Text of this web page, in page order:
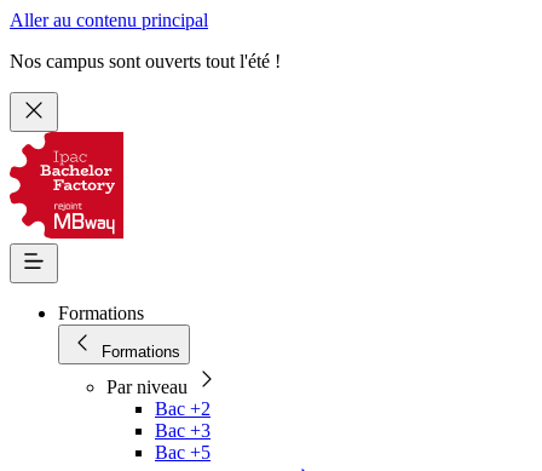
Aller au contenu principal
Nos campus sont ouverts tout l'été !
Formations
Formations
Par niveau
Bac +2
Bac +3
Bac +5